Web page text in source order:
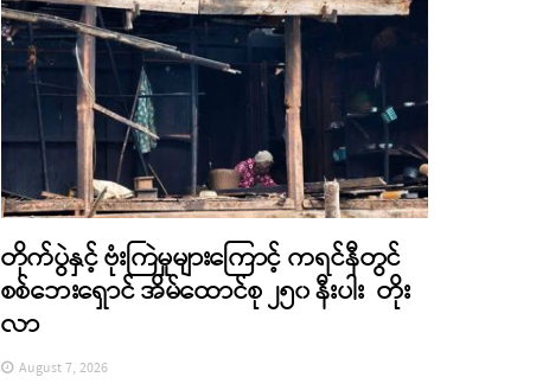
တိုက်ပွဲနှင့် ဗုံးကြဲမှုများကြောင့် ကရင်နီတွင်
စစ်ဘေးရှောင် အိမ်ထောင်စု ၂၅၀ နီးပါး တိုး
လာ
August 7, 2026